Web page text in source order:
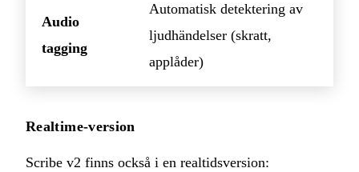
Audio
tagging
Automatisk detektering av
ljudhändelser (skratt,
applåder)
Realtime-version
Scribe v2 finns också i en realtidsversion: